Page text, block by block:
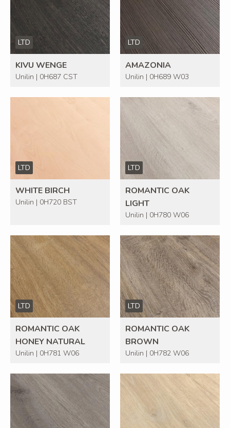
LTD
KIVU WENGE
Unilin | 0H687 CST
LTD
AMAZONIA
Unilin | 0H689 W03
LTD
WHITE BIRCH
Unilin | 0H720 BST
LTD
ROMANTIC OAK
LIGHT
Unilin | 0H780 W06
LTD
ROMANTIC OAK
HONEY NATURAL
Unilin | 0H781 W06
LTD
ROMANTIC OAK
BROWN
Unilin | 0H782 W06